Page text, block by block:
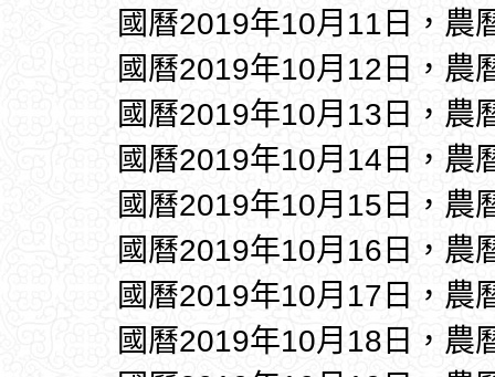
國曆2019年10月11日，農
國曆2019年10月12日，農
國曆2019年10月13日，農
國曆2019年10月14日，農
國曆2019年10月15日，農
國曆2019年10月16日，農
國曆2019年10月17日，農
國曆2019年10月18日，農